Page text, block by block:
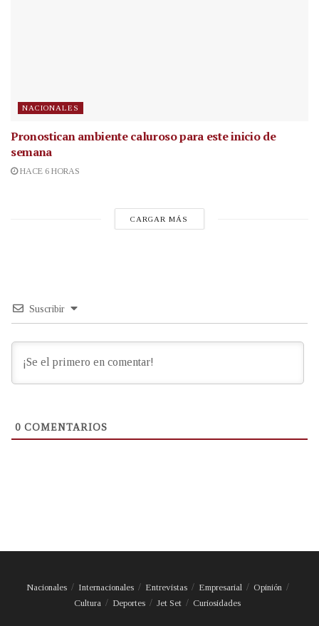
NACIONALES
Pronostican ambiente caluroso para este inicio de
semana
HACE 6 HORAS
CARGAR MÁS
Suscribir
0 COMENTARIOS
Nacionales Internacionales Entrevistas Empresarial
Opinión
Cultura
Deportes Jet Set Curiosidades